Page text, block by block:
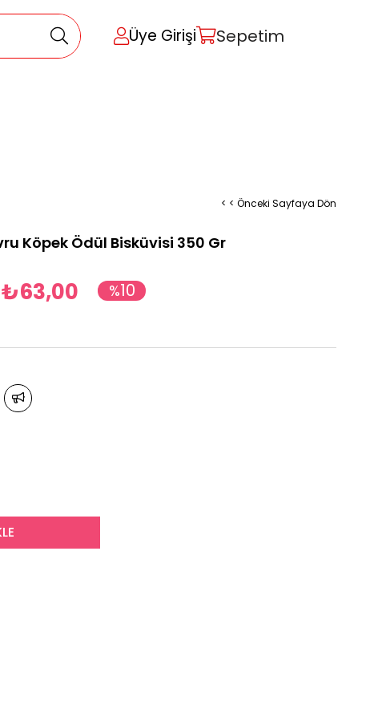
Üye Girişi Sepetim
< < Önceki Sayfaya Dön
Köpek Ödül Bisküvisi 350 Gr
%10
₺63,00